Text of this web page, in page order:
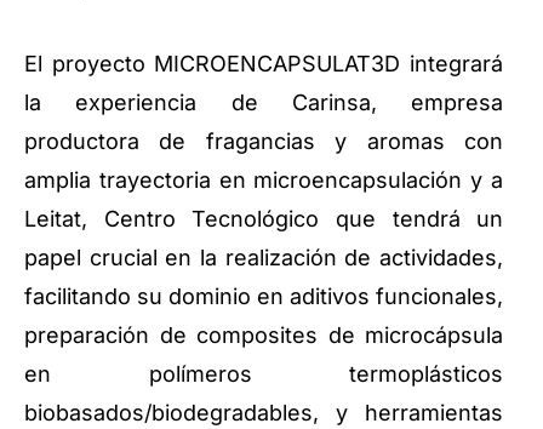
El proyecto MICROENCAPSULAT3D integrará
la experiencia de Carinsa, empresa
productora de fragancias y aromas con
amplia trayectoria en microencapsulación y a
Leitat, Centro Tecnológico que tendrá un
papel crucial en la realización de actividades,
facilitando su dominio en aditivos funcionales,
preparación de composites de microcápsula
en polímeros termoplásticos
biobasados/biodegradables, y herramientas